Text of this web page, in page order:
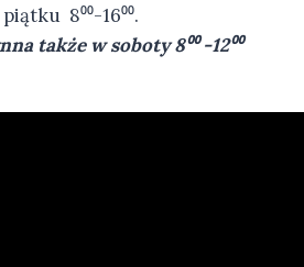
8⁰⁰-16⁰⁰.
także w soboty 8⁰⁰ -12⁰⁰